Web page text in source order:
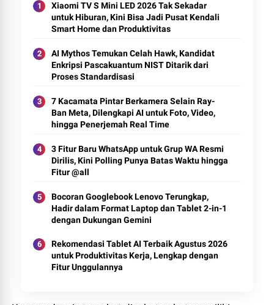
Xiaomi TV S Mini LED 2026 Tak Sekadar
untuk Hiburan, Kini Bisa Jadi Pusat Kendali
Smart Home dan Produktivitas
AI Mythos Temukan Celah Hawk, Kandidat
Enkripsi Pascakuantum NIST Ditarik dari
Proses Standardisasi
7 Kacamata Pintar Berkamera Selain Ray-
Ban Meta, Dilengkapi AI untuk Foto, Video,
hingga Penerjemah Real Time
3 Fitur Baru WhatsApp untuk Grup WA Resmi
Dirilis, Kini Polling Punya Batas Waktu hingga
Fitur @all
Bocoran Googlebook Lenovo Terungkap,
Hadir dalam Format Laptop dan Tablet 2-in-1
dengan Dukungan Gemini
Rekomendasi Tablet AI Terbaik Agustus 2026
untuk Produktivitas Kerja, Lengkap dengan
Fitur Unggulannya